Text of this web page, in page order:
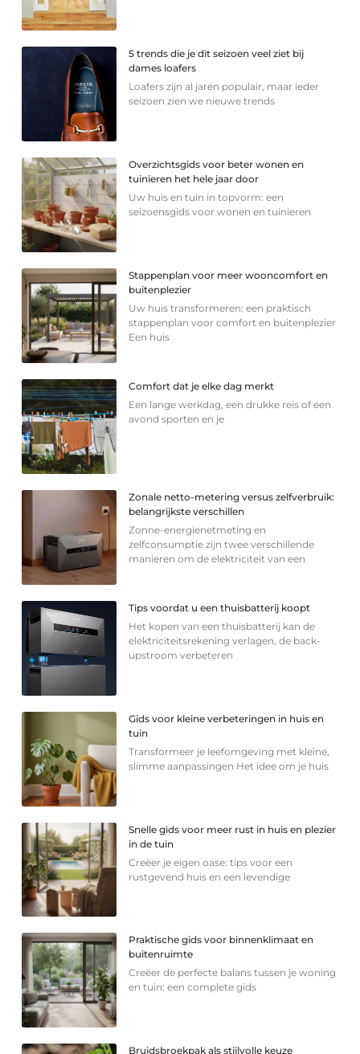
5 trends die je dit seizoen veel ziet bij
dames loafers
Loafers zijn al jaren populair, maar ieder
seizoen zien we nieuwe trends
Overzichtsgids voor beter wonen en
tuinieren het hele jaar door
Uw huis en tuin in topvorm: een
seizoensgids voor wonen en tuinieren
Stappenplan voor meer wooncomfort en
buitenplezier
Uw huis transformeren: een praktisch
stappenplan voor comfort en buitenplezier
Een huis
Comfort dat je elke dag merkt
Een lange werkdag, een drukke reis of een
avond sporten en je
Zonale netto-metering versus zelfverbruik:
belangrijkste verschillen
Zonne-energienetmeting en
zelfconsumptie zijn twee verschillende
manieren om de elektriciteit van een
Tips voordat u een thuisbatterij koopt
Het kopen van een thuisbatterij kan de
elektriciteitsrekening verlagen, de back-
upstroom verbeteren
Gids voor kleine verbeteringen in huis en
tuin
Transformeer je leefomgeving met kleine,
slimme aanpassingen Het idee om je huis
Snelle gids voor meer rust in huis en plezier
in de tuin
Creëer je eigen oase: tips voor een
rustgevend huis en een levendige
Praktische gids voor binnenklimaat en
buitenruimte
Creëer de perfecte balans tussen je woning
en tuin: een complete gids
Bruidsbroekpak als stijlvolle keuze